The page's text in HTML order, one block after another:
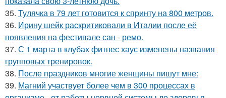
35. Тулячка в 79 лет готовится к спринту на 800 метров.
36. Ирину шейк раскритиковали в Италии после её
появления на фестивале сан - ремо.
37. С 1 марта в клубах фитнес хаус изменены названия
групповых тренировок.
38. После праздников многие женщины пишут мне:
39. Магний участвует более чем в 300 процессах в